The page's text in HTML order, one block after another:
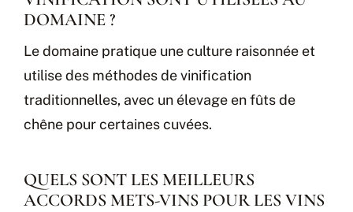
DOMAINE ?
Le domaine pratique une culture raisonnée et
utilise des méthodes de vinification
traditionnelles, avec un élevage en fûts de
chêne pour certaines cuvées.
QUELS SONT LES MEILLEURS
ACCORDS METS-VINS POUR LES VINS